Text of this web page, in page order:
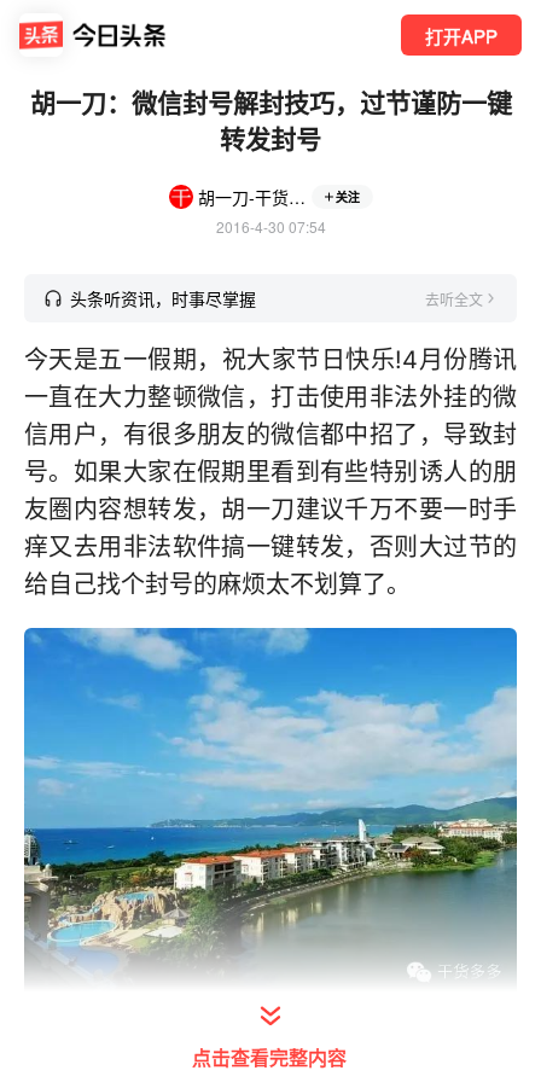
打开APP
胡一刀：微信封号解封技巧，过节谨防一键
转发封号
胡一刀-干货多多 关注
2016-4-30 07:54
头条听资讯，时事尽掌握 去听全文
今天是五一假期，祝大家节日快乐!4月份腾讯
一直在大力整顿微信，打击使用非法外挂的微
信用户，有很多朋友的微信都中招了，导致封
号。如果大家在假期里看到有些特别诱人的朋
友圈内容想转发，胡一刀建议千万不要一时手
痒又去用非法软件搞一键转发，否则大过节的
给自己找个封号的麻烦太不划算了。
宅在佛山南海区，就不要装逼在海南三亚享受
点击查看完整内容